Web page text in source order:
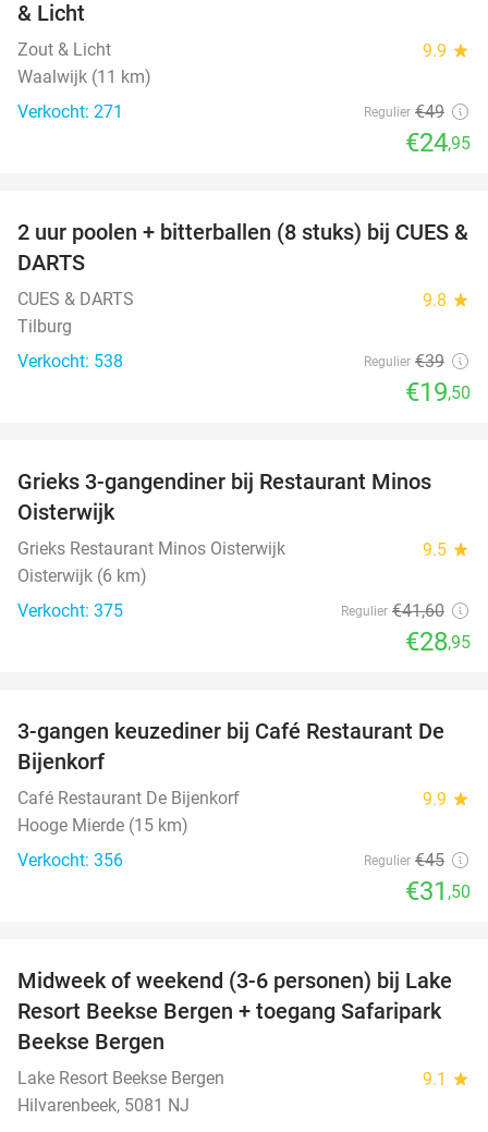
& Licht
Zout & Licht 9.9 star
Waalwijk (11 km)
Verkocht: 271
Regulier €49
€24,95
50%
2 uur poolen + bitterballen (8 stuks) bij CUES &
DARTS
CUES & DARTS 9.8 star
Tilburg
Verkocht: 538
Regulier €39
€19,50
30%
Grieks 3-gangendiner bij Restaurant Minos
Oisterwijk
Grieks Restaurant Minos Oisterwijk 9.5 star
Oisterwijk (6 km)
Verkocht: 375
Regulier €41,60
€28,95
30%
3-gangen keuzediner bij Café Restaurant De
Bijenkorf
Café Restaurant De Bijenkorf 9.9 star
Hooge Mierde (15 km)
Verkocht: 356
Regulier €45
€31 ,50
53%
Midweek of weekend (3-6 personen) bij Lake
Resort Beekse Bergen + toegang Safaripark
Beekse Bergen
Lake Resort Beekse Bergen 9.1 star
Hilvarenbeek, 5081 NJ